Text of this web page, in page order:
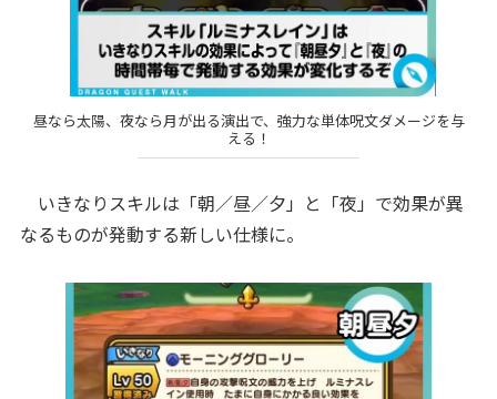
昼なら太陽、夜なら月が出る演出で、強力な単体呪文ダメージを与
える！
いきなりスキルは「朝／昼／夕」と「夜」で効果が異
なるものが発動する新しい仕様に。